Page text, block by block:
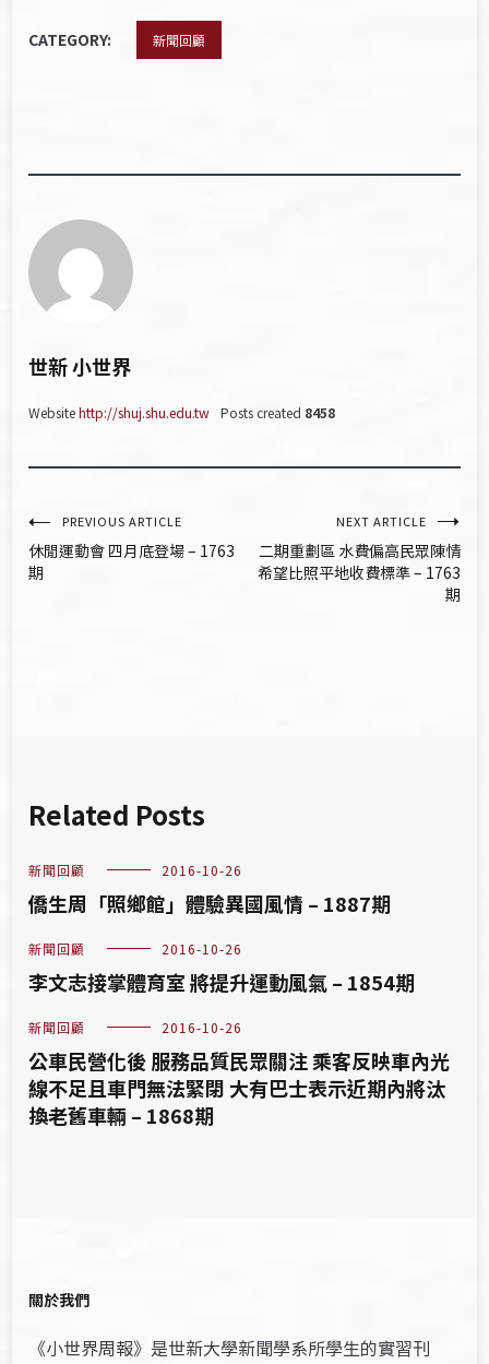
CATEGORY: 新聞回顧
世新 小世界
Websitehttp://shuj.shu.edu.tw Posts created 8458
文
章
PREVIOUS ARTICLE
休閒運動會 四月底登場 – 1763
期
NEXT ARTICLE
二期重劃區 水費偏高民眾陳情
希望比照平地收費標準 – 1763
期
Related Posts
新聞回顧 2016-10-26
僑生周「照鄉館」體驗異國風情 – 1887期
新聞回顧 2016-10-26
李文志接掌體育室 將提升運動風氣 – 1854期
新聞回顧 2016-10-26
公車民營化後 服務品質民眾關注 乘客反映車內光
線不足且車門無法緊閉 大有巴士表示近期內將汰
換老舊車輛 – 1868期
關於我們
《小世界周報》是世新大學新聞學系所學生的實習刊